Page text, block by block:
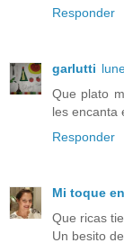
Responder
garlutti
Que plato
les encanta
Responder
Mi toque
Que ricas
Un besito